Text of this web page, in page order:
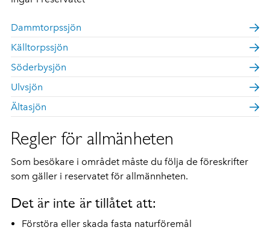
Dammtorpssjön
Källtorpssjön
Söderbysjön
Ulvsjön
Ältasjön
Regler för allmänheten
Som besökare i området måste du följa de föreskrifter
som gäller i reservatet för allmännheten.
Det är inte är tillåtet att:
Förstöra eller skada fasta naturföremål